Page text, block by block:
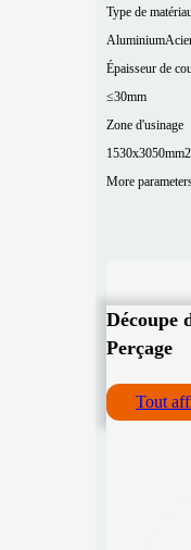
Type de matériau
Aluminium
Épaisseur de
≤30mm
Zone d'usinage
1530x3050mm
More
Découpe
Perçage
Tout